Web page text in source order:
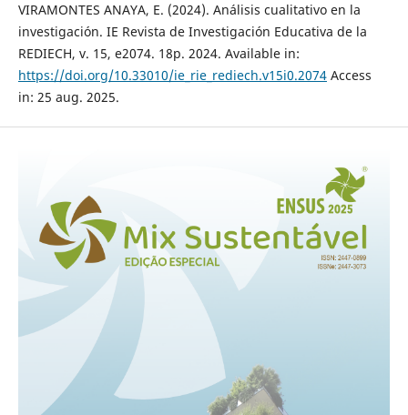
VIRAMONTES ANAYA, E. (2024). Análisis cualitativo en la
investigación. IE Revista de Investigación Educativa de la
REDIECH, v. 15, e2074. 18p. 2024. Available in:
https://doi.org/10.33010/ie_rie_rediech.v15i0.2074Access
in: 25 aug. 2025.